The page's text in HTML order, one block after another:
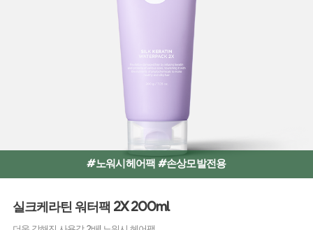
#노워시헤어팩 #손상모발전용
실크케라틴 워터팩 2X 200ml